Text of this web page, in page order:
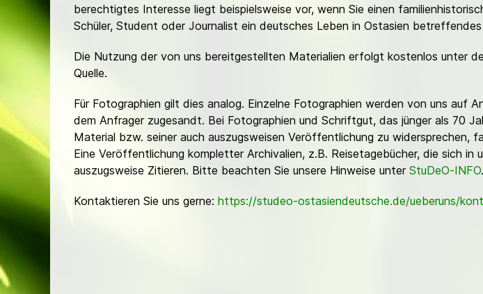
berechtigtes Interesse liegt beispielsweise vor, wenn Sie einen
Schüler, Student oder Journalist ein deutsches Leben in Ostasien
Die Nutzung der von uns bereitgestellten Materialien erfolgt kostenlos unter
Quelle.
Für Fotographien gilt dies analog. Einzelne Fotographien werden von uns auf
dem Anfrager zugesandt. Bei Fotographien und Schriftgut, das jünger als 70
Material bzw. seiner auch auszugsweisen Veröffentlichung zu widersprechen,
Eine Veröffentlichung kompletter Archivalien, z.B. Reisetagebücher, die sich
auszugsweise Zitieren. Bitte beachten Sie unsere Hinweise unter StuDeO-INFO.
Kontaktieren Sie uns gerne: https://studeo-ostasiendeutsche.de/ueberuns/